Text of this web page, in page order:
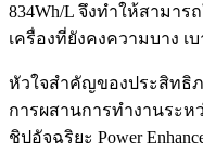
834Wh/L จึงทำให้สามา
เครื่องที่ยังคงความบาง เ
หัวใจสำคัญของประสิทธิ
การผสานการทำงานระหว่
ชิปอัจฉริยะ Power